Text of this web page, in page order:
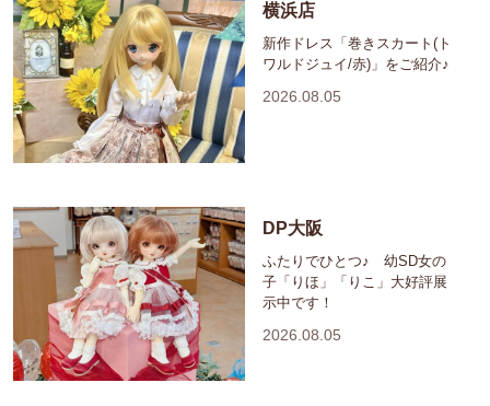
横浜店
新作ドレス「巻きスカート(ト
ワルドジュイ/赤)」をご紹介♪
2026.08.05
DP大阪
ふたりでひとつ♪ 幼SD女の
子「りほ」「りこ」大好評展
示中です！
2026.08.05